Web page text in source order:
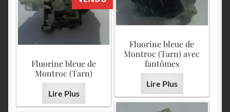
Fluorine bleue de
Montroc (Tarn) avec
fantômes
Lire Plus
Fluorine bleue de
Montroc (Tarn)
Lire Plus